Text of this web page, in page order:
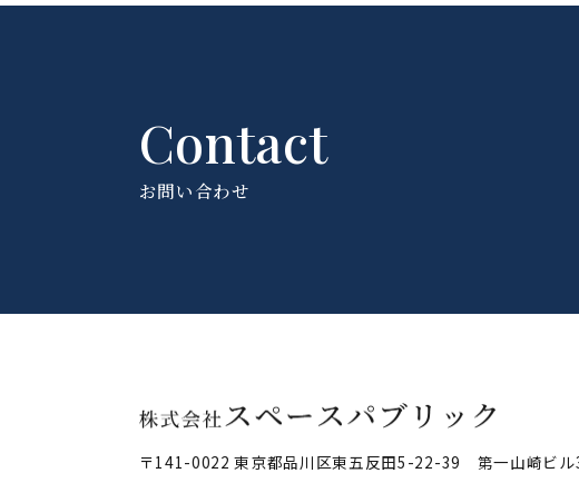
Contact
お問い合わせ
〒141-0022東京都品川区東五反田5-22-39 第一山崎ビル